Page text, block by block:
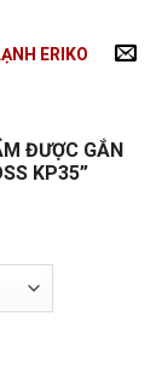
ERIKO
ĐƯỢC GẮN
KP35”